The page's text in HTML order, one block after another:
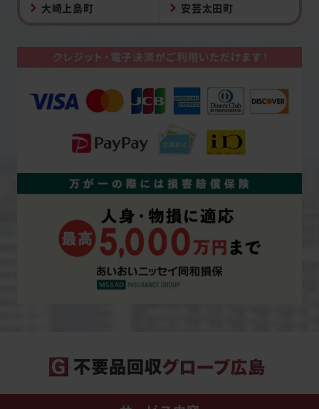
大崎上島町 安芸太田町